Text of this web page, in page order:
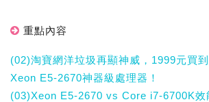
重點內容
(02)淘寶網洋垃圾再顯神威，1999元買
Xeon E5-2670神器級處理器！
(03)Xeon E5-2670 vs Core i7-6700K效